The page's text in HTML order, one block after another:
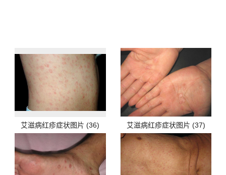
艾滋病红疹症状图片 (36) 艾滋病红疹症状图片 (37)